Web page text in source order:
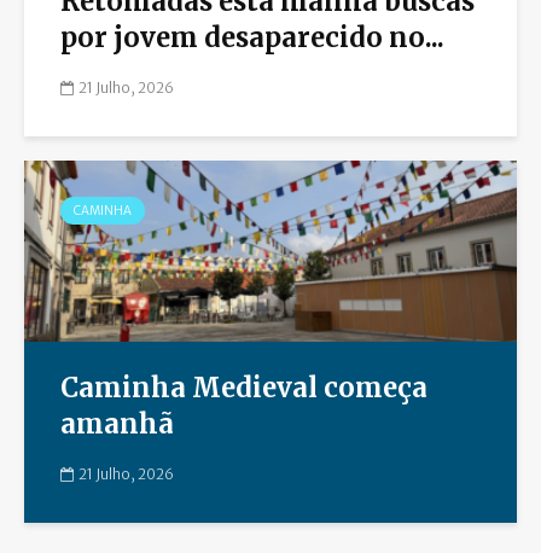
por jovem desaparecido no...
21 Julho, 2026
CAMINHA
Caminha Medieval começa
amanhã
21 Julho, 2026